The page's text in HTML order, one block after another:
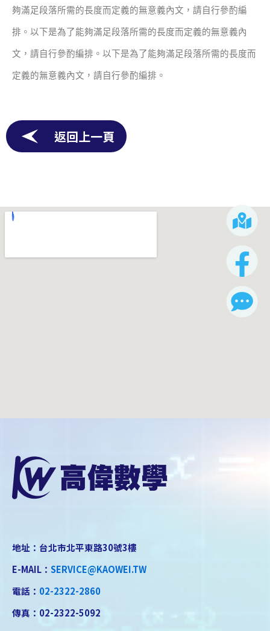
夠滿足段落所需的長度而定義的無意義內文，請自行參酌編
排。以下是為了能夠滿足段落所需的長度而定義的無意義內
文，請自行參酌編排。以下是為了能夠滿足段落所需的長度而
定義的無意義內文，請自行參酌編排。
返回上一頁
地址：台北市北平東路30號3樓
E-MAIL： SERVICE@KAOWEI.TW
電話： 02-2322-2860
傳真：02-2322-5092